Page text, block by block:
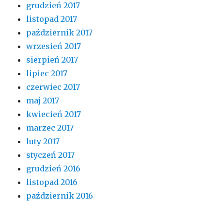
grudzień 2017
listopad 2017
październik 2017
wrzesień 2017
sierpień 2017
lipiec 2017
czerwiec 2017
maj 2017
kwiecień 2017
marzec 2017
luty 2017
styczeń 2017
grudzień 2016
listopad 2016
październik 2016